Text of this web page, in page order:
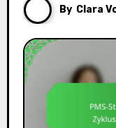
By Clara